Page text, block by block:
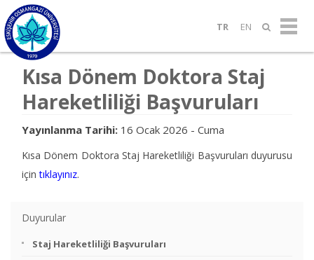
TR EN
Kısa Dönem Doktora Staj
Hareketliliği Başvuruları
Yayınlanma Tarihi: 16 Ocak 2026 - Cuma
Kısa Dönem Doktora Staj Hareketliliği Başvuruları duyurusu
içintıklayınız.
Duyurular
Staj Hareketliliği Başvuruları